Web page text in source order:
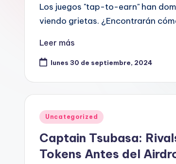
Los juegos "tap-to-earn" han
viendo grietas. ¿Encontrarán
Leer más
lunes 30 de septiembre, 2024
Publicado
Uncategorized
Captain Tsubasa:
Tokens Antes del